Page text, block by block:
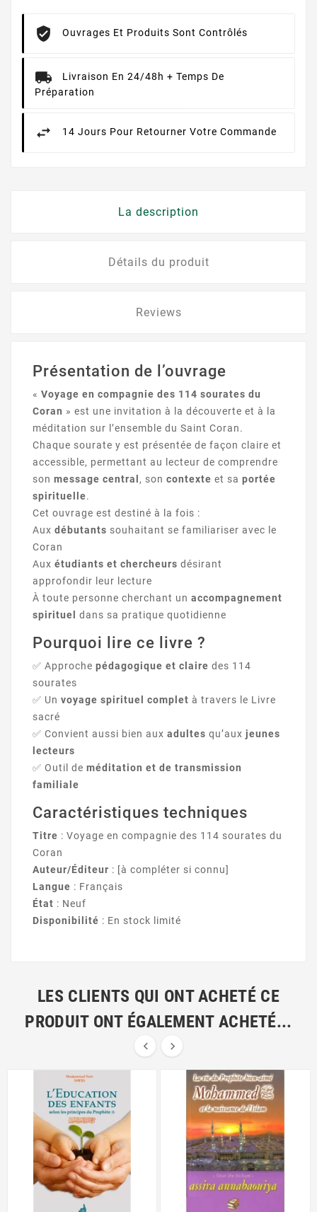
Ouvrages Et Produits Sont Contrôlés
Livraison En 24/48h + Temps De
Préparation
14 Jours Pour Retourner Votre Commande
La description
Détails du produit
Reviews
Présentation de l’ouvrage
« Voyage en compagnie des 114 sourates du
Coran » est une invitation à la découverte et à la
méditation sur l’ensemble du Saint Coran.
Chaque sourate y est présentée de façon claire et
accessible, permettant au lecteur de comprendre
son message central , son contexte et sa portée
spirituelle.
Cet ouvrage est destiné à la fois :
Aux débutants souhaitant se familiariser avec le
Coran
Aux étudiants et chercheurs désirant
approfondir leur lecture
À toute personne cherchant un accompagnement
spirituel
dans sa pratique quotidienne
Pourquoi lire ce livre ?
✅ Approche pédagogique et claire des 114
sourates
✅ Un voyage spirituel complet à travers le Livre
sacré
✅ Convient aussi bien aux adultes qu’aux jeunes
lecteurs
✅ Outil de méditation et de transmission
familiale
Caractéristiques techniques
Titre : Voyage en compagnie des 114 sourates du
Coran
Auteur/Éditeur : [à compléter si connu]
Langue : Français
État : Neuf
Disponibilité : En stock limité
LES CLIENTS QUI ONT ACHETÉ CE
PRODUIT ONT ÉGALEMENT ACHETÉ...
 